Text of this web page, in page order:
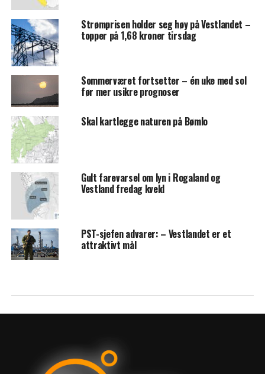
Strømprisen holder seg høy på Vestlandet –
topper på 1,68 kroner tirsdag
Sommerværet fortsetter – én uke med sol
før mer usikre prognoser
Skal kartlegge naturen på Bømlo
Gult farevarsel om lyn i Rogaland og
Vestland fredag kveld
PST-sjefen advarer: – Vestlandet er et
attraktivt mål